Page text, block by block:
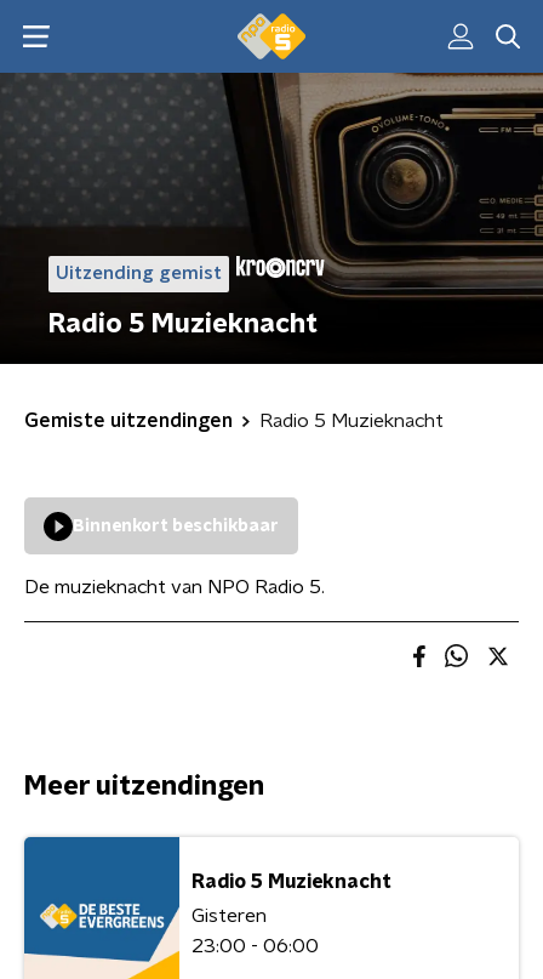
Uitzending gemist
Radio 5 Muzieknacht
Gemiste uitzendingen Radio 5 Muzieknacht
Binnenkort beschikbaar
De muzieknacht van NPO Radio 5.
Meer uitzendingen
Radio 5 Muzieknacht
Gisteren
23:00 - 06:00